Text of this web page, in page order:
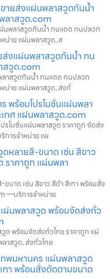
ายส่งแผ่นพลาสวูดกันน้ำ
ลาสวูด.com
นพลาสวูดกันน้ำ ทนแดด ทนปลวก
น่าย แผ่นพลาสวูด, ส
ส่งแผ่นพลาสวูดกันน้ำ ทน
สวูด.com
ลาสวูดกันน้ำ ทนแดด ทนปลวก
น่าย แผ่นพลาสวูด, ส่งทั่
พร้อมโปรโมชั่นแผ่นพลา
ทศ แผ่นพลาสวูด.com
รโมชั่นแผ่นพลาสวูด ราคาถูก จัดส่ง
ารจำหน่าย แผ
หลายสี-ขนาด เช่น สีขาว
ราคาถูก แผ่นพลา
นาด เช่น สีขาว สีดำ สีเทา พร้อมสั่ง
—บริการจำหน่าย
ผ่นพลาสวูด พร้อมจัดส่งทั่ว
ด พร้อมจัดส่งทั่วไทย ราคาถูก แผ่
าสวูด, ส่งทั่วไทย
พมหานคร แผ่นพลาสวูด
ทา พร้อมสั่งตัดตามขนาด